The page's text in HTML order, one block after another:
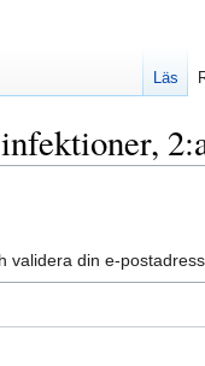
validera din e-
Läs